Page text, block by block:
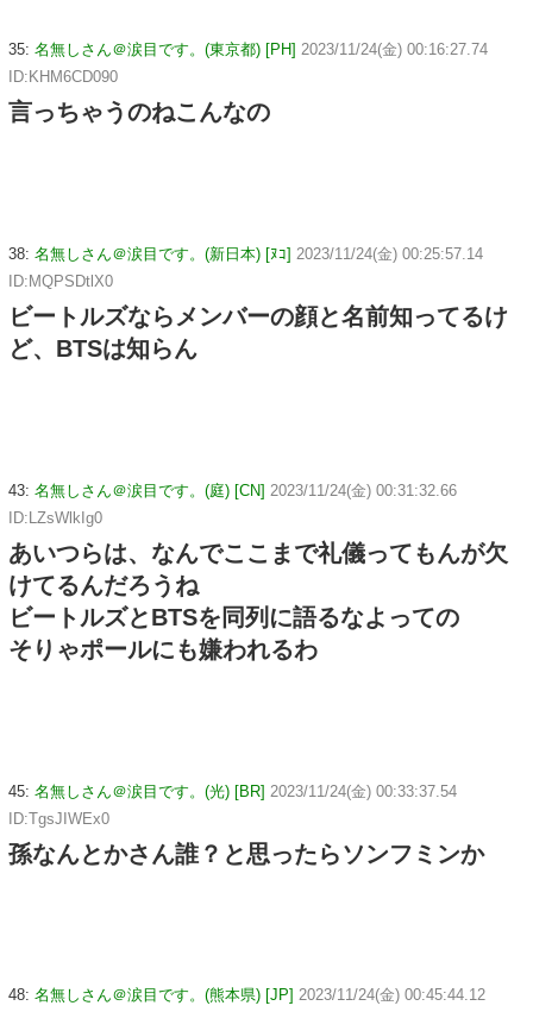
35: 名無しさん＠涙目です。(東京都) [PH] 2023/11/24(金) 00:16:27.74
ID:KHM6CD090
言っちゃうのねこんなの
38: 名無しさん＠涙目です。(新日本) [ﾇｺ] 2023/11/24(金) 00:25:57.14
ID:MQPSDtlX0
ビートルズならメンバーの顔と名前知ってるけ
ど、BTSは知らん
43: 名無しさん＠涙目です。(庭) [CN] 2023/11/24(金) 00:31:32.66
ID:LZsWlkIg0
あいつらは、なんでここまで礼儀ってもんが欠
けてるんだろうね
ビートルズとBTSを同列に語るなよっての
そりゃポールにも嫌われるわ
45: 名無しさん＠涙目です。(光) [BR] 2023/11/24(金) 00:33:37.54
ID:TgsJIWEx0
孫なんとかさん誰？と思ったらソンフミンか
48: 名無しさん＠涙目です。(熊本県) [JP] 2023/11/24(金) 00:45:44.12